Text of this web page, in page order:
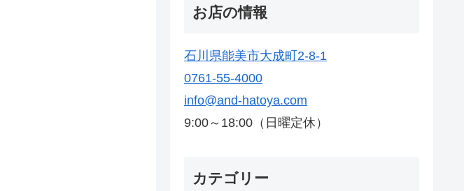
お店の情報
石川県能美市大成町2-8-1
0761-55-4000
info@and-hatoya.com
9:00～18:00（日曜定休）
カテゴリー